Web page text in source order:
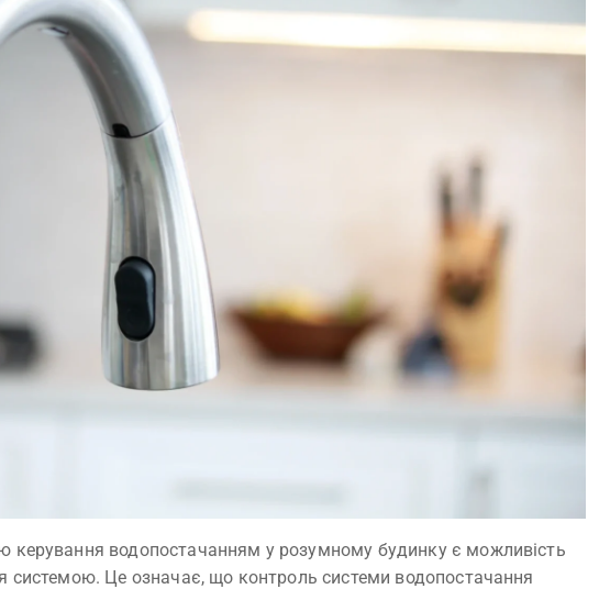
керування водопостачанням у розумному будинку є можливість
системою. Це означає, що контроль системи водопостачання